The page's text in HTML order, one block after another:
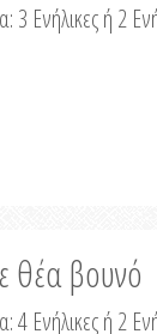
3 Ενήλικες ή 2
θέα βουνό
4 Ενήλικες ή 2